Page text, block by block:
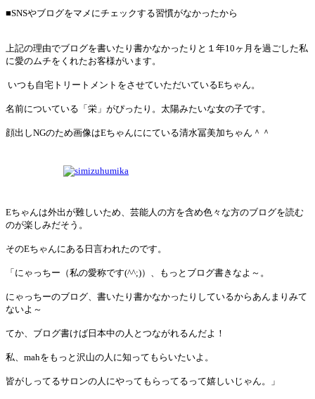
■SNSやブログをマメにチェックする習慣がなかったから
上記の理由でブログを書いたり書かなかったりと１年10ヶ月を過ごした私
に愛のムチをくれたお客様がいます。
いつも自宅トリートメントをさせていただいているEちゃん。
名前についている「栄」がぴったり。太陽みたいな女の子です。
顔出しNGのため画像はEちゃんににている清水冨美加ちゃん＾＾
Eちゃんは外出が難しいため、芸能人の方を含め色々な方のブログを読む
のが楽しみだそう。
そのEちゃんにある日言われたのです。
「にゃっちー（私の愛称です(^^;)）、もっとブログ書きなよ～。
にゃっちーのブログ、書いたり書かなかったりしているからあんまりみて
ないよ～
てか、ブログ書けば日本中の人とつながれるんだよ！
私、mahをもっと沢山の人に知ってもらいたいよ。
皆がしってるサロンの人にやってもらってるって嬉しいじゃん。」